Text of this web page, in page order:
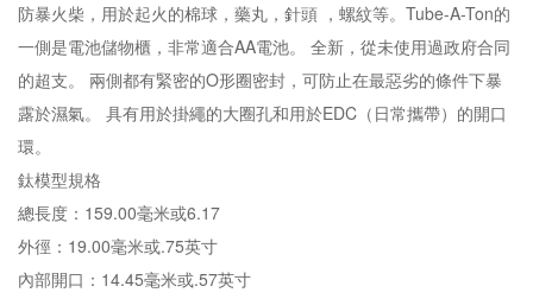
防暴火柴，用於起火的棉球，藥丸，針頭 ，螺紋等。Tube-A-Ton的
一側是電池儲物櫃，非常適合AA電池。 全新，從未使用過政府合同
的超支。 兩側都有緊密的O形圈密封，可防止在最惡劣的條件下暴
露於濕氣。 具有用於掛繩的大圈孔和用於EDC（日常攜帶）的開口
環。
鈦模型規格
總長度：159.00毫米或6.17
外徑：19.00毫米或.75英寸
內部開口：14.45毫米或.57英寸